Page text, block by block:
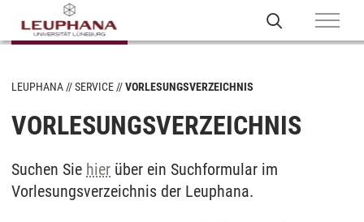
LEUPHANA SERVICE VORLESUNGSVERZEICHNIS
VORLESUNGSVERZEICHNIS
Suchen Sie hier über ein Suchformular im
Vorlesungsverzeichnis der Leuphana.